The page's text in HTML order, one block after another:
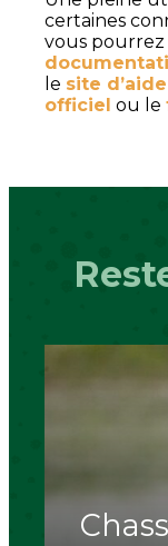
certaines
vous pourrez
le site
officiel ou le